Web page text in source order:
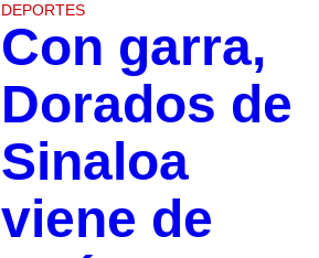
DEPORTES
Con garra,
Dorados de
Sinaloa
viene de